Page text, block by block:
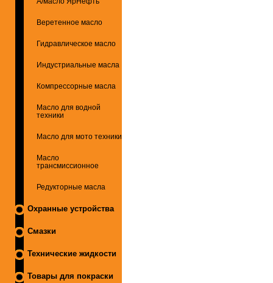
Веретенное масло
Гидравлическое масло
Индустриальные масла
Компрессорные масла
Масло для водной
техники
Масло для мото техники
Масло
трансмиссионное
Редукторные масла
Охранные устройства
Смазки
Технические жидкости
Товары для покраски